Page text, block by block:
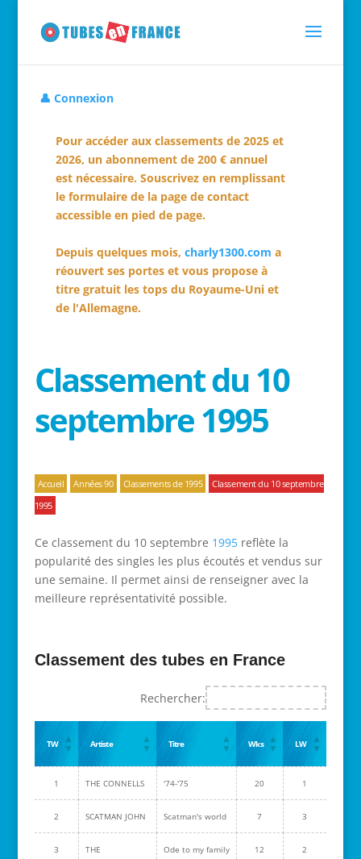
👤 Connexion
Pour accéder aux classements de 2025 et
2026, un abonnement de 200 € annuel
est nécessaire. Souscrivez en remplissant
le formulaire de la page de contact
accessible en pied de page.
Depuis quelques mois, charly1300.com a
réouvert ses portes et vous propose à
titre gratuit les tops du Royaume-Uni et
de l'Allemagne.
Classement du 10
septembre 1995
Accueil Années 90 Classements de 1995
Classement du 10 septembre
1995
Ce classement du 10 septembre 1995reflète la
popularité des singles les plus écoutés et vendus sur
une semaine. Il permet ainsi de renseigner avec la
meilleure représentativité possible.
Classement des tubes en France
Rechercher:
TW Artiste Titre Wks LW
1 THE CONNELLS '74-'75 20 1
2 SCATMAN JOHN Scatman's world 7 3
3
THE
Ode to my family 12 2